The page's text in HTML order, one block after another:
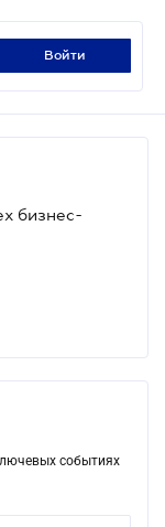
войти
бизнес-
событиях